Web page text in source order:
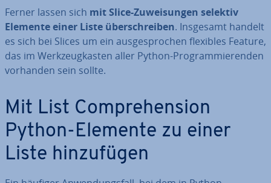
Ferner lassen sich mit Slice-Zu­wei­sun­gen selektiv
Elemente einer Liste über­schrei­ben. Insgesamt handelt
es sich bei Slices um ein aus­ge­spro­chen flexibles Feature,
das im Werk­zeug­kas­ten aller Python-Pro­gram­mie­ren­den
vorhanden sein sollte.
Mit List Com­pre­hen­si­on
Python-Elemente zu einer
Liste hin­zu­fü­gen